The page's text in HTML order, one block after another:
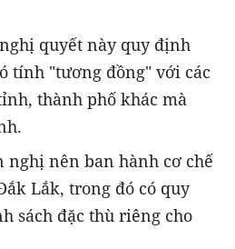
quyết này quy định
tính "tương đồng" với các
thành phố khác mà
nghị nên ban hành cơ chế
Lắk, trong đó có quy
sách đặc thù riêng cho